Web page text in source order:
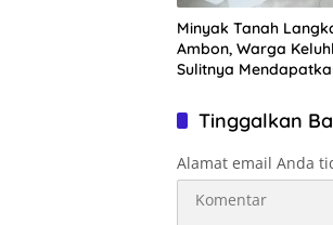
Minyak Tanah
Ambon, Warga
Sulitnya
Tinggalkan
Alamat email Anda